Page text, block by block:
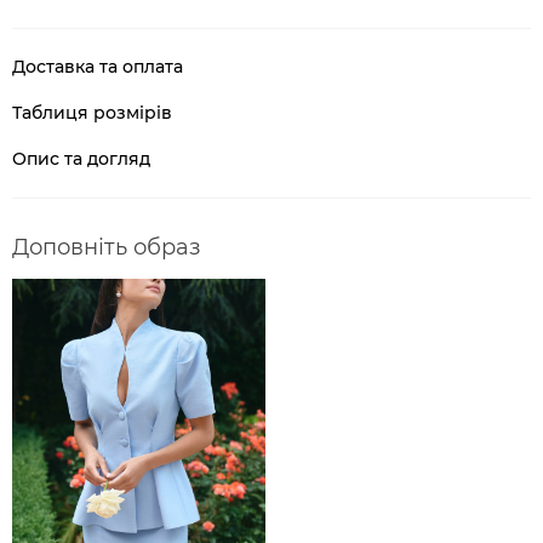
Доставка та оплата
Таблиця розмірів
Опис та догляд
Доповніть образ